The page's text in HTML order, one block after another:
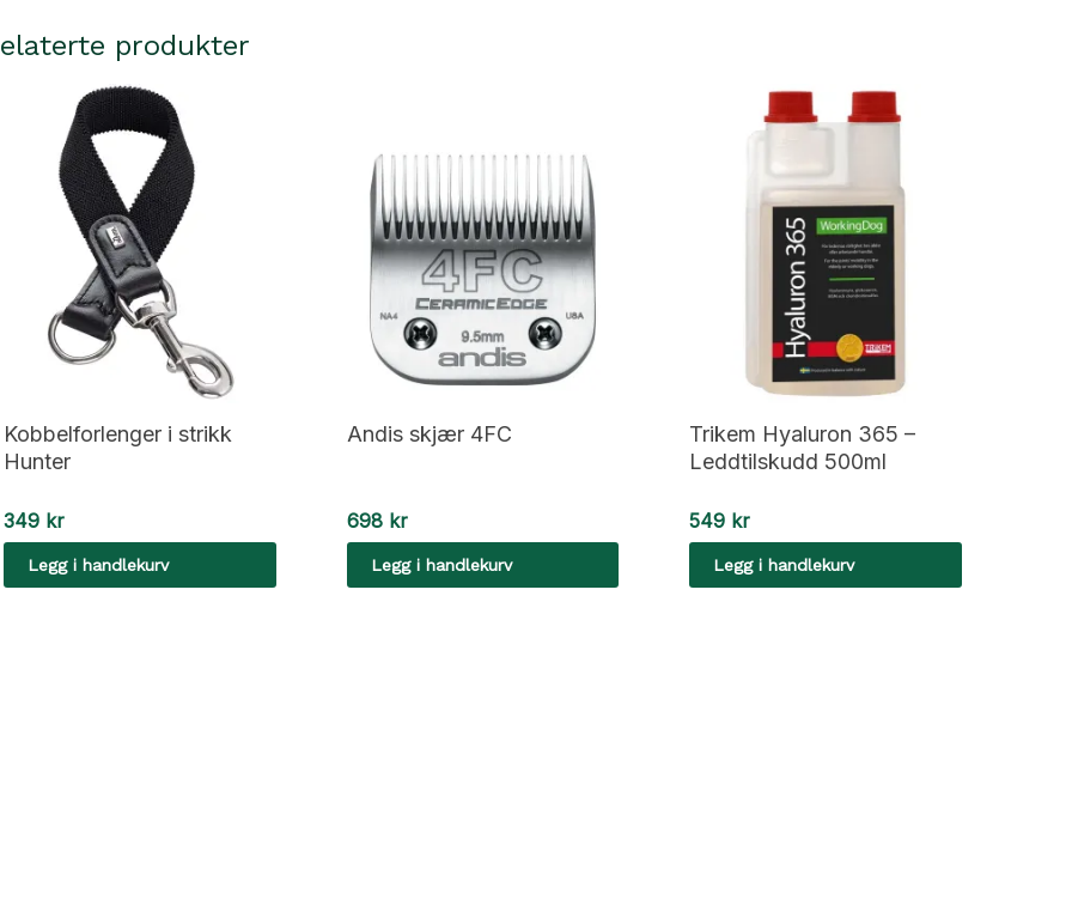
produkter
Kobbelforlenger i strikk
Hunter
349 kr
Legg i handlekurv
Andis skjær 4FC
698 kr
Legg i handlekurv
Trikem Hyaluron 365 –
Leddtilskudd 500ml
549 kr
Legg i handlekurv